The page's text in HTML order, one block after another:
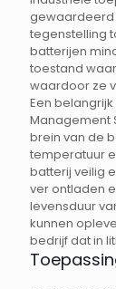
gewaardeerd
tegenstelling
batterijen
toestand
waardoor ze
Een
Management
brein van de
temperatuur
batterij veilig
ver ontladen
levensduur
kunnen
bedrijf dat in